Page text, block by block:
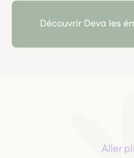
l’équilibre émotionnel avec
vivante et sensible.
Découvrir Deva les
Aller